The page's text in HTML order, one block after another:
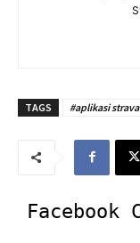
TAGS #aplikasi strava
Facebook